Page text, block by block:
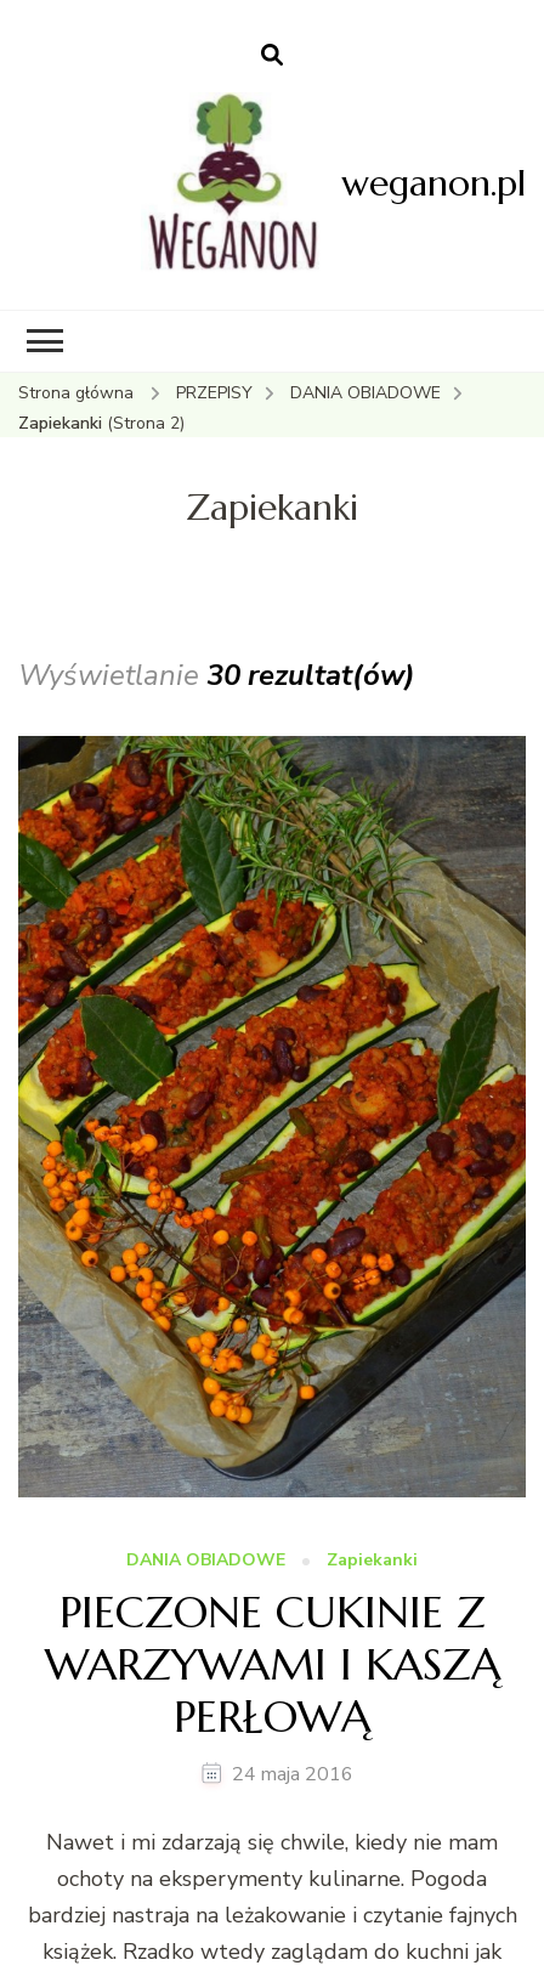
weganon.pl
Strona główna PRZEPISY
DANIA OBIADOWE
Zapiekanki (Strona 2)
Zapiekanki
Wyświetlanie 30 rezultat(ów)
DANIA OBIADOWE Zapiekanki
PIECZONE CUKINIE Z
WARZYWAMI I KASZĄ
PERŁOWĄ
24 maja 2016
Nawet i mi zdarzają się chwile, kiedy nie mam
ochoty na eksperymenty kulinarne. Pogoda
bardziej nastraja na leżakowanie i czytanie fajnych
książek. Rzadko wtedy zaglądam do kuchni jak